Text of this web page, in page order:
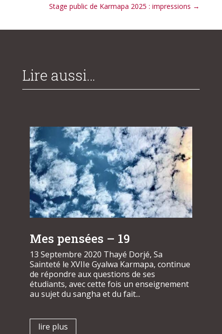
Stage public de Karmapa 2025 : impressions →
Lire aussi…
Mes pensées – 19
13 Septembre 2020 Thayé Dorjé, Sa
Sainteté le XVIIe Gyalwa Karmapa, continue
de répondre aux questions de ses
étudiants, avec cette fois un enseignement
au sujet du sangha et du fait...
lire plus